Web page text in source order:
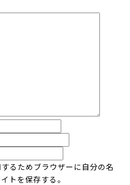
るためブラウザーに自分の名
トを保存する。